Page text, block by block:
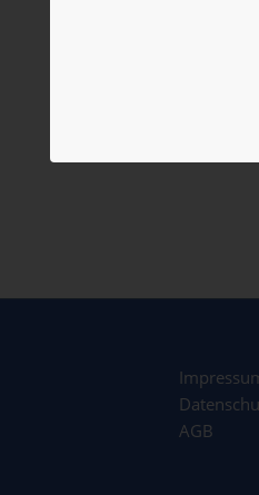
AGB